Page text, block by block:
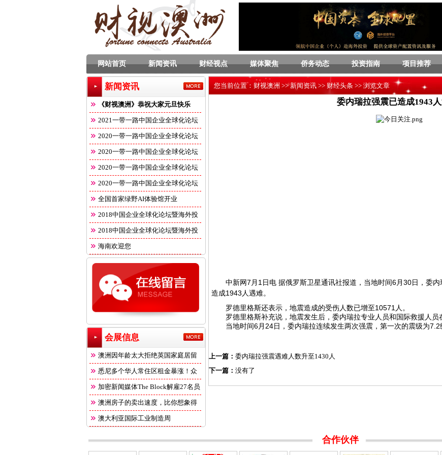
网站首页 新闻资讯 财经视点 媒体聚焦 侨务动态 投资指南 项目推荐
新闻资讯
《财视澳洲》恭祝大家元旦快乐
2021一带一路中国企业全球化论坛
2020一带一路中国企业全球化论坛
2020一带一路中国企业全球化论坛
2020一带一路中国企业全球化论坛
2020一带一路中国企业全球化论坛
全国首家绿野AI体验馆开业
2018中国企业全球化论坛暨海外投
2018中国企业全球化论坛暨海外投
海南欢迎您
会展信息
澳洲因年龄太大拒绝英国家庭居留
悉尼多个华人常住区租金暴涨！众
多 加密新闻媒体The Block解雇27名员
澳洲房子的卖出速度，比你想象得
快 澳大利亚国际工业制造周
您当前位置： 财视澳洲 >>新闻资讯>> 财经头条>> 浏览文章
委内瑞拉强震已造成1943
中新网7月1日电 据俄罗斯卫星通讯社报道，当地时间6月30日，委
造成1943人遇难。
罗德里格斯还表示，地震造成的受伤人数已增至10571人。
罗德里格斯补充说，地震发生后，委内瑞拉专业人员和国际救援人员
当地时间6月24日，委内瑞拉连续发生两次强震，第一次的震级为7.2
上一篇： 委内瑞拉强震遇难人数升至1430人
下一篇： 没有了
合作伙伴